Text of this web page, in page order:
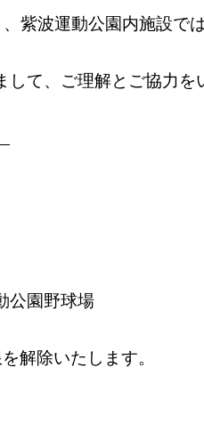
紫波運動公園内施設で
て、ご理解とご協力を
公園野球場
解除いたします。